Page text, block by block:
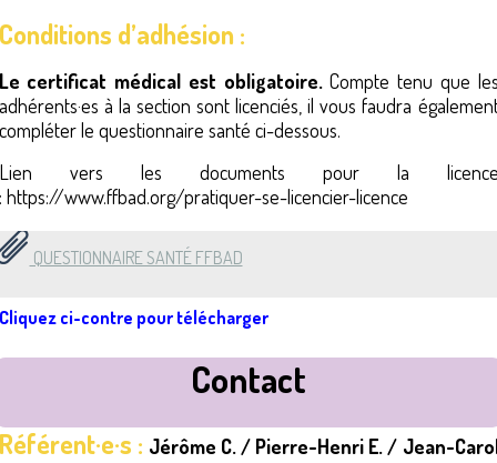
d’adhésion :
certificat médical est obligatoire.Compte tenu que
à la section sont licenciés, il vous faudra
le questionnaire santé ci-dessous.
vers les documents pour la
https://www.ffbad.org/pratiquer-se-licencier-licence
QUESTIONNAIRE SANTÉ FFBAD
ci-contre pour télécharger
Contact
: Jérôme C. / Pierre-Henri E. / Jean-